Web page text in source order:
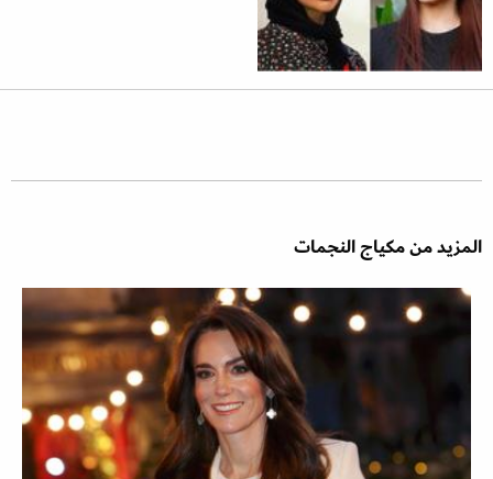
المزيد من مكياج النجمات